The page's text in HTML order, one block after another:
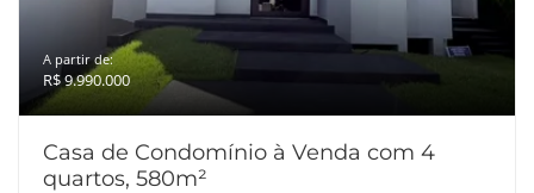
A partir de:
R$ 9.990.000
Casa de Condomínio à Venda com 4
quartos, 580m²